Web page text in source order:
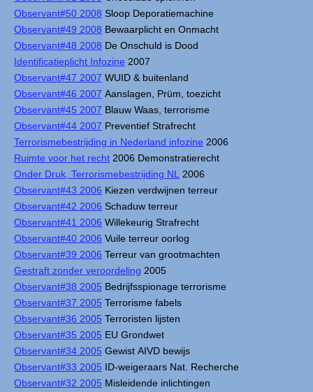
Observant#50 2008 Sloop Deporatiemachine
Observant#49 2008 Bewaarplicht en Onmacht
Observant#48 2008 De Onschuld is Dood
Identificatieplicht Infozine 2007
Observant#47 2007 WUID & buitenland
Observant#46 2007 Aanslagen, Prüm, toezicht
Observant#45 2007 Blauw Waas, terrorisme
Observant#44 2007 Preventief Strafrecht
Terrorismebestrijding in Nederland infozine 2006
Ruimte voor het recht 2006 Demonstratierecht
Onder Druk, Terrorismebestrijding NL
2006
Observant#43 2006 Kiezen verdwijnen terreur
Observant#42 2006 Schaduw terreur
Observant#41 2006 Willekeurig Strafrecht
Observant#40 2006 Vuile terreur oorlog
Observant#39 2006 Terreur van grootmachten
Gestraft zonder veroordeling 2005
Observant#38 2005 Bedrijfsspionage terrorisme
Observant#37 2005 Terrorisme fabels
Observant#36 2005 Terroristen lijsten
Observant#35 2005 EU Grondwet
Observant#34 2005 Gewist AIVD bewijs
Observant#33 2005 ID-weigeraars Nat. Recherche
Observant#32 2005 Misleidende inlichtingen